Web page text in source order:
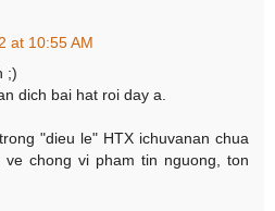
at 10:55 AM
;)
dich bai hat roi day a.
"dieu le" HTX ichuvanan chua
chong vi pham tin nguong, ton